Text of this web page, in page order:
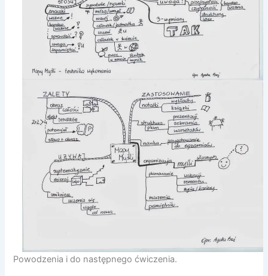
Powodzenia i do następnego ćwiczenia.